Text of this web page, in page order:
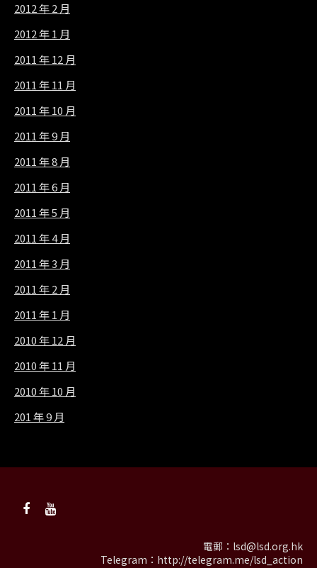
2012 年 2 月
2012 年 1 月
2011 年 12 月
2011 年 11 月
2011 年 10 月
2011 年 9 月
2011 年 8 月
2011 年 6 月
2011 年 5 月
2011 年 4 月
2011 年 3 月
2011 年 2 月
2011 年 1 月
2010 年 12 月
2010 年 11 月
2010 年 10 月
201 年 9 月
電郵： lsd@lsd.org.hk
Telegram： http://telegram.me/lsd_action